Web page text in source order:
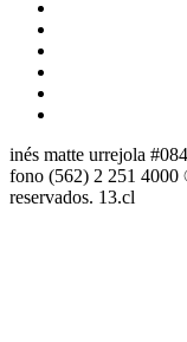
inés matte urrejola
fono (562) 2 251 4000
reservados. 13.cl